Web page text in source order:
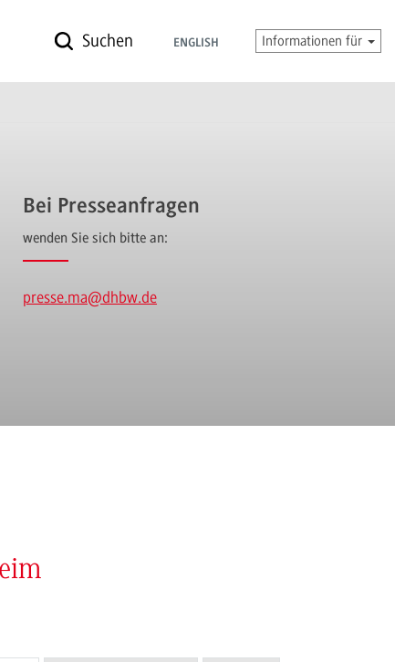
Suchen ENGLISH Informationen für
Bei Presseanfragen
wenden Sie sich bitte an:
presse.ma@dhbw.de